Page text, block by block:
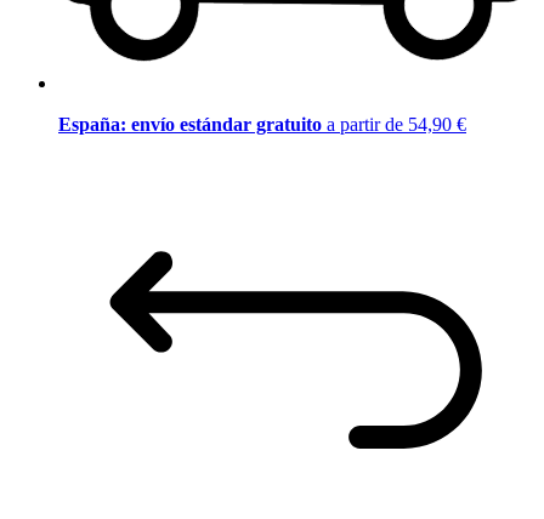
España: envío estándar gratuito a partir de 54,90 €